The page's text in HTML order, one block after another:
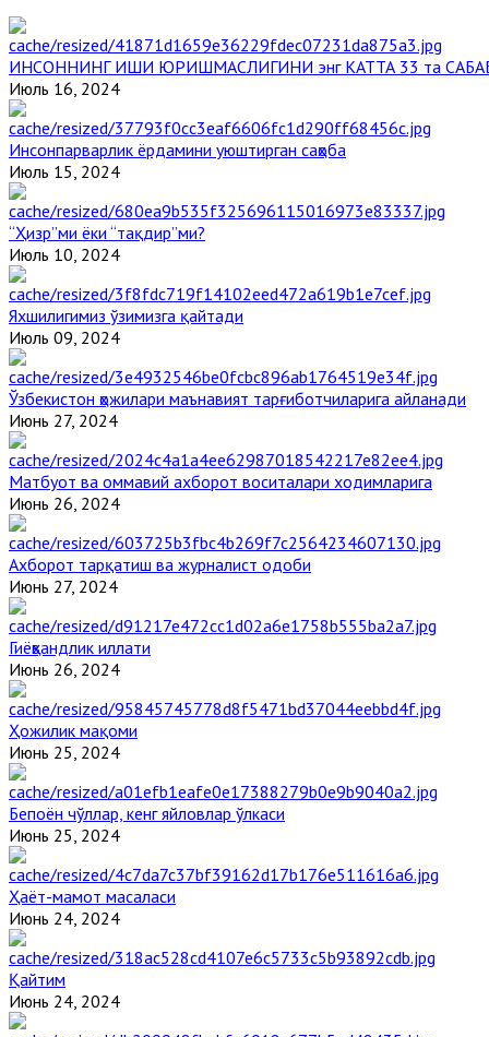
ИНСОННИНГ ИШИ ЮРИШМАСЛИГИНИ энг КАТТА 33 та
Июль 16, 2024
Инсонпарварлик ёрдамини уюштирган саҳоба
Июль 15, 2024
“Ҳизр”ми ёки “тақдир”ми?
Июль 10, 2024
Яхшилигимиз ўзимизга қайтади
Июль 09, 2024
Ўзбекистон ҳожилари маънавият тарғиботчиларига айланади
Июнь 27, 2024
Матбуот ва оммавий ахборот воситалари ходимларига
Июнь 26, 2024
Ахборот тарқатиш ва журналист одоби
Июнь 27, 2024
Гиёҳвандлик иллати
Июнь 26, 2024
Ҳожилик мақоми
Июнь 25, 2024
Бепоён чўллар, кенг яйловлар ўлкаси
Июнь 25, 2024
Ҳаёт-мамот масаласи
Июнь 24, 2024
Қайтим
Июнь 24, 2024